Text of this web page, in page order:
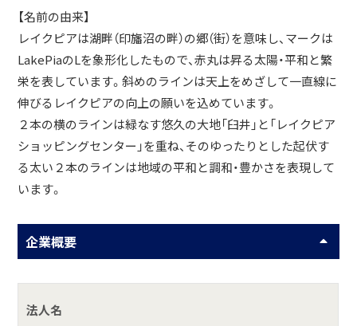
【名前の由来】
レイクピアは湖畔（印旛沼の畔）の郷（街）を意味し、マークは
LakePiaのLを象形化したもので、赤丸は昇る太陽・平和と繁
栄を表しています。斜めのラインは天上をめざして一直線に
伸びるレイクピアの向上の願いを込めています。
２本の横のラインは緑なす悠久の大地「臼井」と「レイクピア
ショッピングセンター」を重ね、そのゆったりとした起伏す
る太い２本のラインは地域の平和と調和・豊かさを表現して
います。
企業概要
法人名